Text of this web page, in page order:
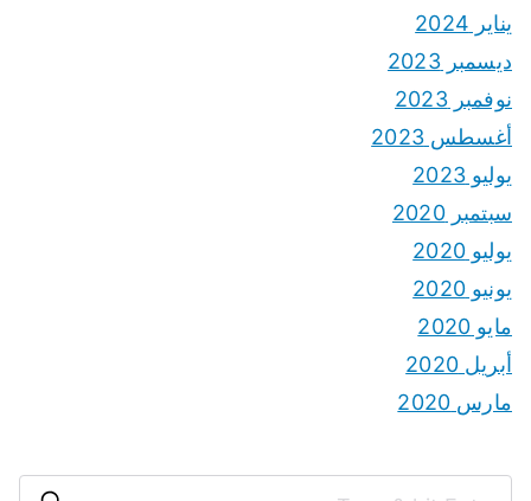
يناير 2024
ديسمبر 2023
نوفمبر 2023
أغسطس 2023
يوليو 2023
سبتمبر 2020
يوليو 2020
يونيو 2020
مايو 2020
أبريل 2020
مارس 2020